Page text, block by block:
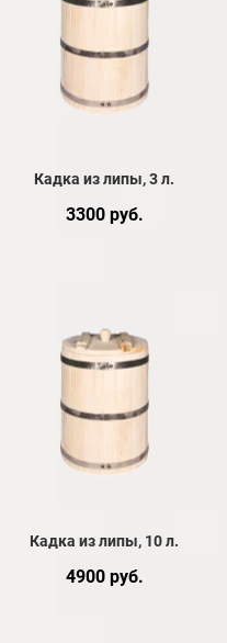
Кадка из липы, 3 л.
3300 руб.
Кадка из липы, 10 л.
4900 руб.